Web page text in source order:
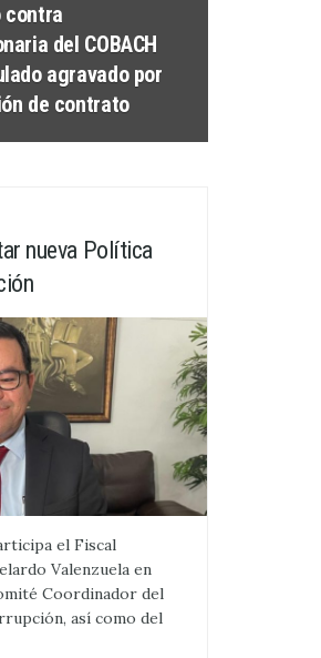
contra
del COBACH
agravado por
de contrato
nueva Política
el Fiscal
Valenzuela en
Coordinador del
así como del